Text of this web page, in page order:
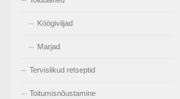
Köögiviljad
Marjad
Tervislikud retseptid
Toitumisnõustamine